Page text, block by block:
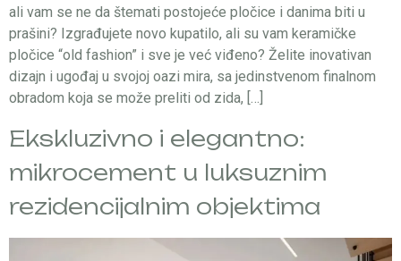
ali vam se ne da štemati postojeće pločice i danima biti u
prašini? Izgrađujete novo kupatilo, ali su vam keramičke
pločice “old fashion” i sve je već viđeno? Želite inovativan
dizajn i ugođaj u svojoj oazi mira, sa jedinstvenom finalnom
obradom koja se može preliti od zida, […]
Ekskluzivno i elegantno:
mikrocement u luksuznim
rezidencijalnim objektima